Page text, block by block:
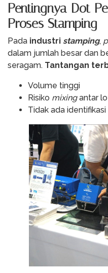
Pentingnya Dot
Proses Stamping
Pada industri stamping,
dalam jumlah besar dan
seragam. Tantangan
Volume tinggi
Risiko mixingantar
Tidak ada identifikasi